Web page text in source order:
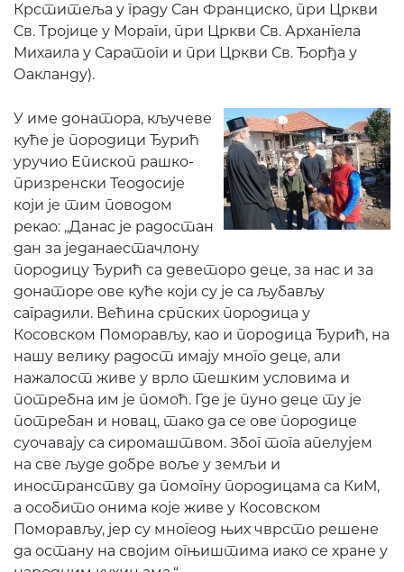
Крститеља у граду Сан Франциско, при Цркви
Св. Тројице у Мораги, при Цркви Св. Архангела
Михаила у Саратоги и при Цркви Св. Ђорђа у
Оакланду).
У име донатора, кључеве
куће је породици Ђурић
уручио Епископ рашко-
призренски Теодосије
који је тим поводом
рекао: „Данас је радостан
дан за једанаестачлону
породицу Ђурић са деветоро деце, за нас и за
донаторе ове куће који су је са љубављу
саградили. Већина српских породица у
Косовском Поморављу, као и породица Ђурић, на
нашу велику радост имају много деце, али
нажалост живе у врло тешким условима и
потребна им је помоћ. Где је пуно деце ту је
потребан и новац, тако да се ове породице
суочавају са сиромаштвом. Због тога апелујем
на све људе добре воље у земљи и
иностранству да помогну породицама са КиМ,
а особито онима које живе у Косовском
Поморављу, јер су многеод њих чврсто решене
да остану на својим огњиштима иако се хране у